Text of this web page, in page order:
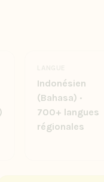
Indonésien
(Bahasa) ·
700+ langues
régionales